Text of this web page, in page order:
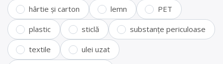
hârtie și carton lemn PET
plastic sticlă substanțe periculoase
textile ulei uzat